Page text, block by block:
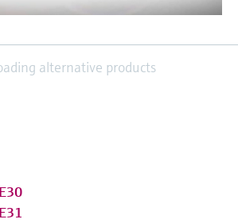
alternative products